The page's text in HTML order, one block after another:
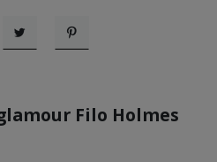
TweetujPinterest
Filo Holmes